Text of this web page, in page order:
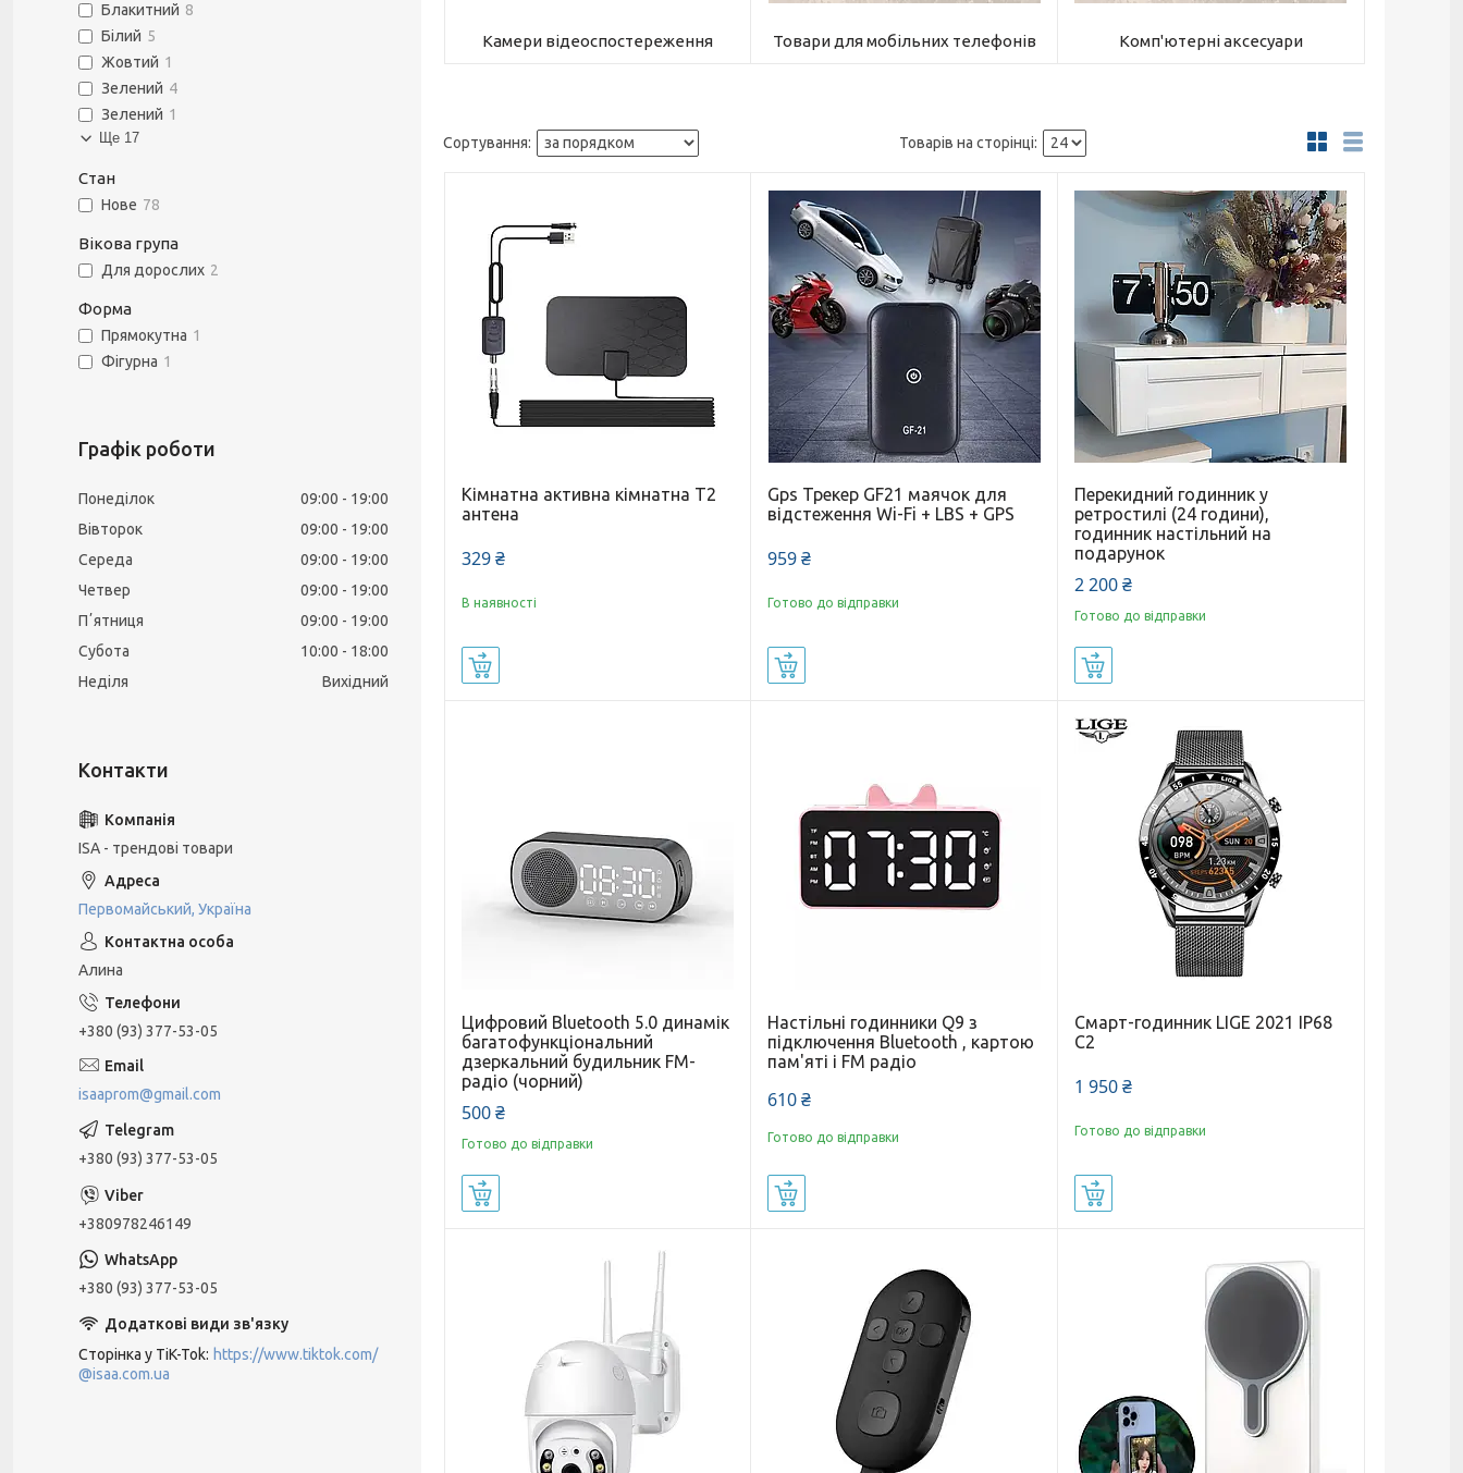
Камери відеоспостереження Товари для мобільних телефонів Комп'ютерні аксесуари
Кімнатна активна кімнатна T2
антена
329 ₴
В наявності
Gps Трекер GF21 маячок для
відстеження Wi-Fi + LBS + GPS
959 ₴
Готово до відправки
Перекидний годинник у
ретростилі (24 години),
годинник настільний на
подарунок
2 200 ₴
Готово до відправки
Цифровий Bluetooth 5.0 динамік
багатофункціональний
дзеркальний будильник FM-
радіо (чорний)
500 ₴
Готово до відправки
Настільні годинники Q9 з
підключення Bluetooth , картою
пам'яті і FM радіо
610 ₴
Готово до відправки
Смарт-годинник LIGE 2021 IP68
C2
1 950 ₴
Готово до відправки
Блакитний 8
Білий 5
Жовтий 1
Зелений 4
Зелений 1
Ще 17
Стан
Нове 78
Вікова група
Для дорослих 2
Форма
Прямокутна 1
Фігурна 1
Графік роботи
Понеділок 09:00
19:00
Вівторок
09:00
19:00
Середа
09:00
19:00
Четвер
09:00
19:00
Пʼятниця
09:00
19:00
Субота
10:00
18:00
Неділя
Вихідний
ISA - трендові товари
Первомайський, Україна
Алина
+380 (93) 377-53-05
isaaprom@gmail.com
+380 (93) 377-53-05
+380978246149
+380 (93) 377-53-05
Сторінка у TiK-Tok https://www.tiktok.com/
@isaa.com.ua